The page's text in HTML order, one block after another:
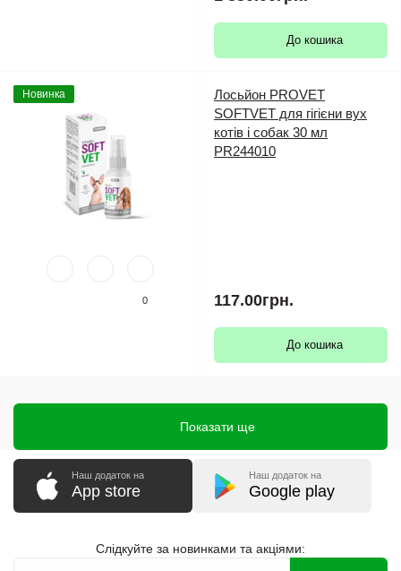
До кошика
Новинка
0
Лосьйон PROVET
SOFTVET для гігієни вух
котів і собак 30 мл
PR244010
117.00грн.
До кошика
Показати ще
Наш додаток на
App store
Наш додаток на
Google play
Слідкуйте за новинками та акціями: